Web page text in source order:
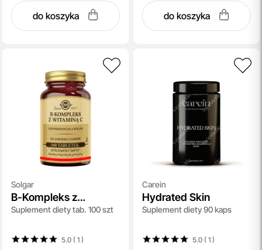
do koszyka do koszyka
Solgar
B-Kompleks z
witaminą C
Suplement diety tab. 100 szt
5.0 ( 1)
Carein
Hydrated Skin
Suplement diety 90 kaps
5.0 ( 1)